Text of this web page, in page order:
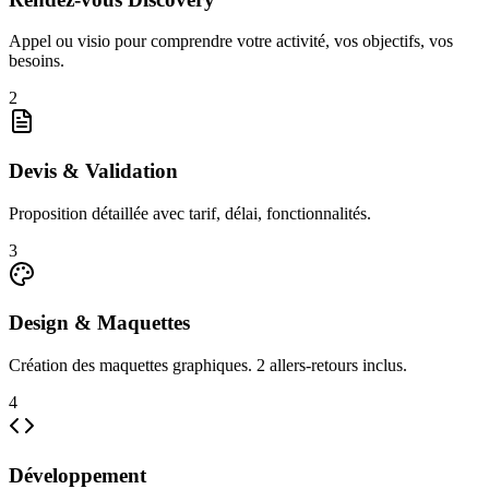
Appel ou visio pour comprendre votre activité, vos objectifs, vos
besoins.
2
Devis & Validation
Proposition détaillée avec tarif, délai, fonctionnalités.
3
Design & Maquettes
Création des maquettes graphiques. 2 allers-retours inclus.
4
Développement